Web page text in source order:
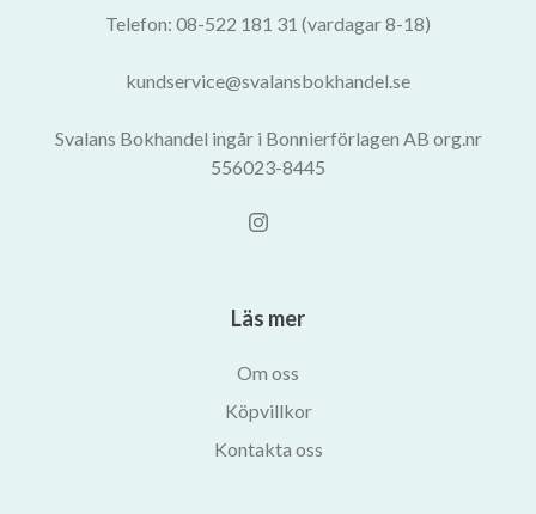
Telefon: 08-522 181 31 (vardagar 8-18)
kundservice@svalansbokhandel.se
Svalans Bokhandel ingår i Bonnierförlagen AB org.nr
556023-8445
Läs mer
Om oss
Köpvillkor
Kontakta oss